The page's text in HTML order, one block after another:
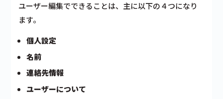
ユーザー編集でできることは、主に以下の４つになり
ます。
個人設定
名前
連絡先情報
ユーザーについて